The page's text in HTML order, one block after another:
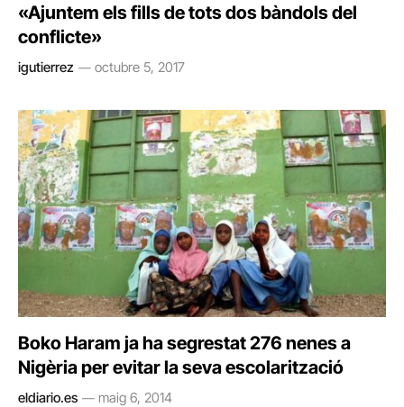
«Ajuntem els fills de tots dos bàndols del
conflicte»
igutierrez octubre 5, 2017
Boko Haram ja ha segrestat 276 nenes a
Nigèria per evitar la seva escolarització
eldiario.es maig 6, 2014